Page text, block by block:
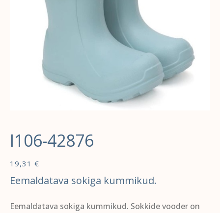
I106-42876
19,31 €
Eemaldatava sokiga kummikud.
Eemaldatava sokiga kummikud. Sokkide vooder on